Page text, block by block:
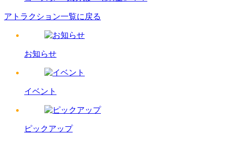
アトラクション一覧に戻る
お知らせ
イベント
ピックアップ